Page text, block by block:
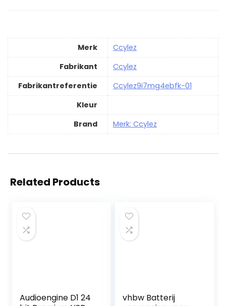
Merk
‎Ccylez
Fabrikant
‎Ccylez
Fabrikantreferentie
‎Ccylez9i7mg4ebfk-01
Kleur
Brand
Merk: Ccylez
Related Products
Audioengine D1 24
vhbw Batterij